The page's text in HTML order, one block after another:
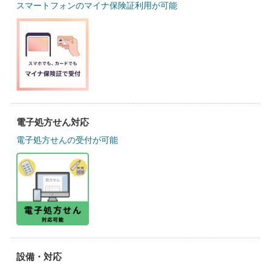
スマートフォンのマイナ保険証利用が可能
電子処方せん対応
電子処方せんの受付が可能
設備・対応